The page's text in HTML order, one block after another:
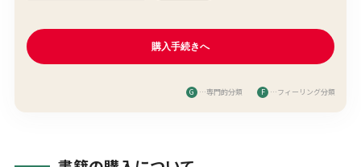
G …専門的分類 F …フィーリング分類